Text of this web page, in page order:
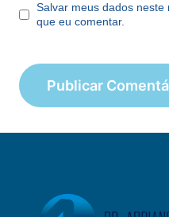
Salvar meus dados
que eu comentar.